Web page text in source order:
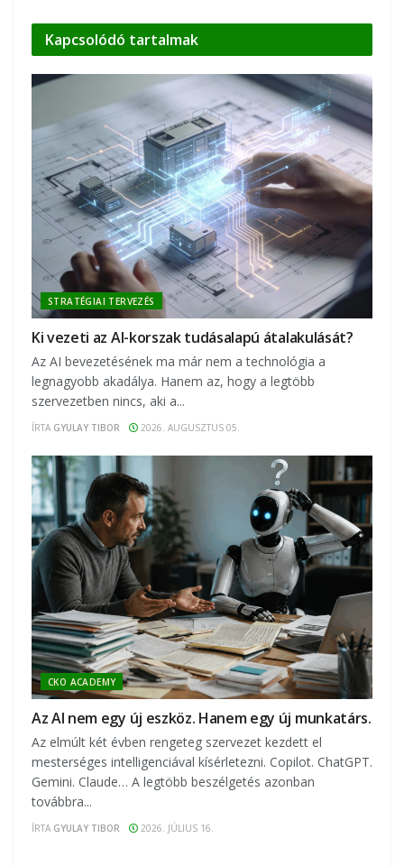
Kapcsolódó tartalmak
STRATÉGIAI TERVEZÉS
Ki vezeti az AI-korszak tudásalapú átalakulását?
Az AI bevezetésének ma már nem a technológia a
legnagyobb akadálya. Hanem az, hogy a legtöbb
szervezetben nincs, aki a...
ÍRTA GYULAY TIBOR 2026. AUGUSZTUS 05.
CKO ACADEMY
Az AI nem egy új eszköz. Hanem egy új munkatárs.
Az elmúlt két évben rengeteg szervezet kezdett el
mesterséges intelligenciával kísérletezni. Copilot. ChatGPT.
Gemini. Claude… A legtöbb beszélgetés azonban
továbbra...
ÍRTA GYULAY TIBOR 2026. JÚLIUS 16.